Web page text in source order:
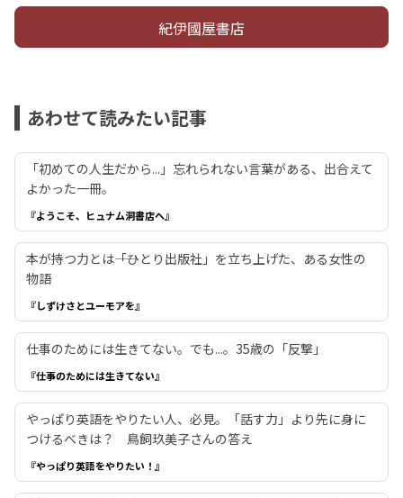
紀伊國屋書店
あわせて読みたい記事
「初めての人生だから...」忘れられない言葉がある、出合えて
よかった一冊。
『ようこそ、ヒュナム洞書店へ』
本が持つ力とは――「ひとり出版社」を立ち上げた、ある女性の
物語
『しずけさとユーモアを』
仕事のためには生きてない。でも...。35歳の「反撃」
『仕事のためには生きてない』
やっぱり英語をやりたい人、必見。「話す力」より先に身に
つけるべきは？ 鳥飼玖美子さんの答え
『やっぱり英語をやりたい！』